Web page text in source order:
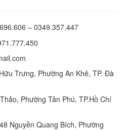
– 0349.357.447
Trưng, Phường An Khê, TP. Đà
Phường Tân Phú, TP.Hồ Chí
Nguyễn Quang Bích, Phường